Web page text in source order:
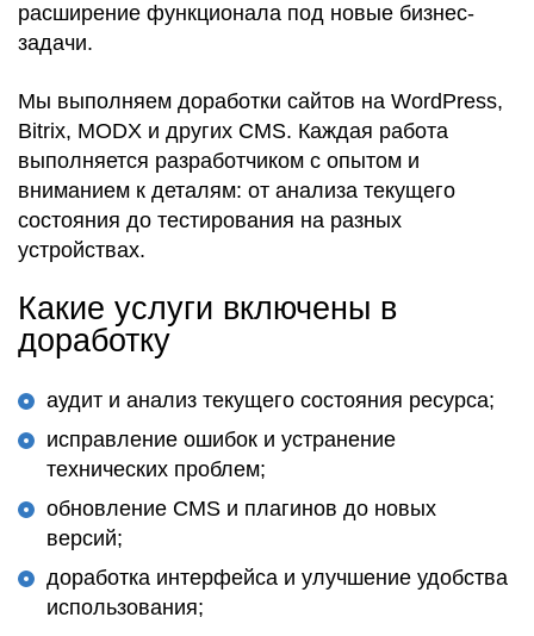
расширение функционала под новые бизнес-
задачи.
Мы выполняем доработки сайтов на WordPress,
Bitrix, MODX и других CMS. Каждая работа
выполняется разработчиком с опытом и
вниманием к деталям: от анализа текущего
состояния до тестирования на разных
устройствах.
Какие услуги включены в
доработку
аудит и анализ текущего состояния ресурса;
исправление ошибок и устранение
технических проблем;
обновление CMS и плагинов до новых
версий;
доработка интерфейса и улучшение удобства
использования;